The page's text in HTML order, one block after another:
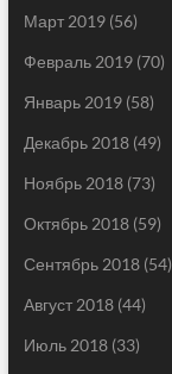
Март 2019(56)
Февраль 2019(70)
Январь 2019(58)
Декабрь 2018(49)
Ноябрь 2018(73)
Октябрь 2018(59)
Сентябрь 2018(54)
Август 2018(44)
Июль 2018(33)